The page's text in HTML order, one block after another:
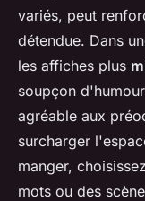
variés, peut
détendue. Dans
les affiches plus
soupçon
agréable aux
surcharger
manger,
mots ou des